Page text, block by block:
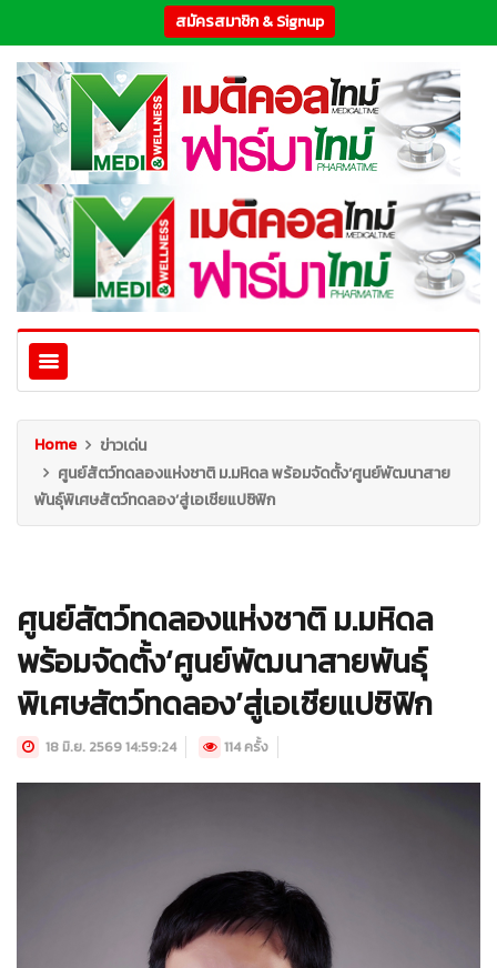
สมัครสมาชิก & Signup
Home
ข่าวเด่น
ศูนย์สัตว์ทดลองแห่งชาติ ม.มหิดล พร้อมจัดตั้ง‘ศูนย์พัฒนาสาย
พันธุ์พิเศษสัตว์ทดลอง’สู่เอเชียแปซิฟิก
ศูนย์สัตว์ทดลองแห่งชาติ ม.มหิดล
พร้อมจัดตั้ง‘ศูนย์พัฒนาสายพันธุ์
พิเศษสัตว์ทดลอง’สู่เอเชียแปซิฟิก
18 มิ.ย. 2569 14:59:24 114 ครั้ง